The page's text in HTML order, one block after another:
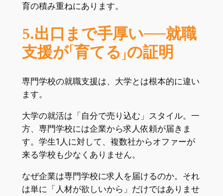
育の積み重ねにあります。
5.出口まで手厚い──就職
支援が「育てる」の証明
専門学校の就職支援は、大学とは根本的に違い
ます。
大学の就活は「自分で売り込む」スタイル。一
方、専門学校には企業から求人依頼が届きま
す。学生1人に対して、複数社からオファーが
来る学校も少なくありません。
なぜ企業は専門学校に求人を届けるのか。それ
は単に「人材が欲しいから」だけではありませ